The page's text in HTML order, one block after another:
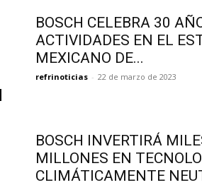
BOSCH CELEBRA 30
ACTIVIDADES EN EL
MEXICANO DE...
refrinoticias - 22 de marzo de 2023
BOSCH INVERTIRÁ
MILLONES EN
CLIMÁTICAMENTE